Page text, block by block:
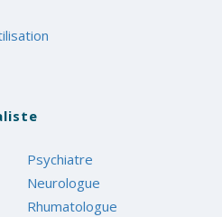
Psychiatre
Neurologue
Rhumatologue